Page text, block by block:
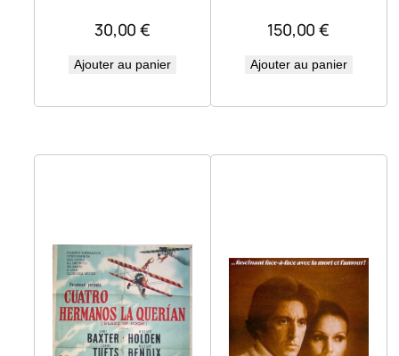
30,00€
Ajouter au panier
150,00€
Ajouter au panier